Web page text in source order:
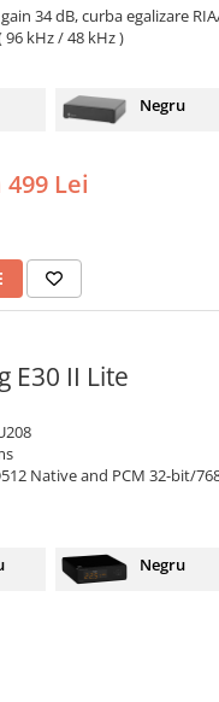
34 dB, curba egalizare
kHz / 48 kHz )
Negru
Lei
E30 II Lite
Native and PCM 32-bit/
Negru